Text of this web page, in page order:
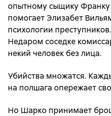
опытному сыщику
помогает Элизабет
психологии
Недаром соседке
некий человек без лица.
Убийства множатся.
на полшага опережает
Но Шарко принимает